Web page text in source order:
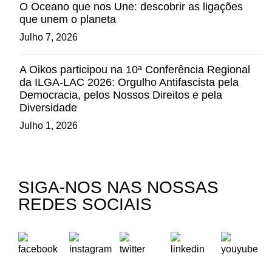
O Oceano que nos Une: descobrir as ligações
que unem o planeta
Julho 7, 2026
A Oikos participou na 10ª Conferência Regional
da ILGA-LAC 2026: Orgulho Antifascista pela
Democracia, pelos Nossos Direitos e pela
Diversidade
Julho 1, 2026
SIGA-NOS NAS NOSSAS
REDES SOCIAIS